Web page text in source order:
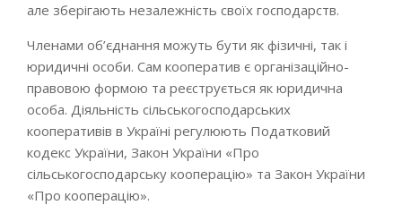
але зберігають незалежність своїх господарств.
Членами об’єднання можуть бути як фізичні, так і
юридичні особи. Сам кооператив є організаційно-
правовою формою та реєструється як юридична
особа. Діяльність сільськогосподарських
кооперативів в Україні регулюють Податковий
кодекс України, Закон України «Про
сільськогосподарську кооперацію» та Закон України
«Про кооперацію».